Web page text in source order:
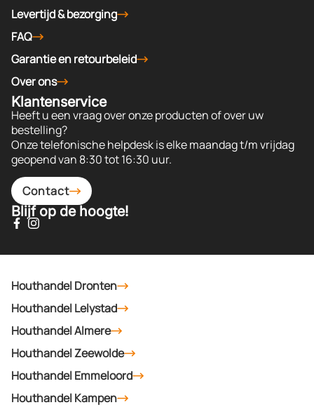
Levertijd & bezorging
FAQ
Garantie en retourbeleid
Over ons
Klantenservice
Heeft u een vraag over onze producten of over uw
bestelling?
Onze telefonische helpdesk is elke maandag t/m vrijdag
geopend van 8:30 tot 16:30 uur.
Contact
Blijf op de hoogte!
Houthandel Dronten
Houthandel Lelystad
Houthandel Almere
Houthandel Zeewolde
Houthandel Emmeloord
Houthandel Kampen